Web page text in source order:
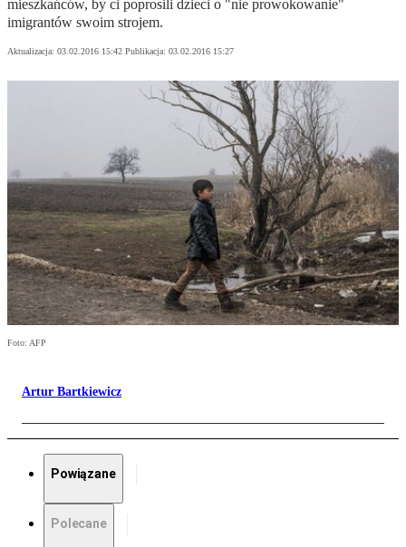
mieszkańców, by ci poprosili dzieci o "nie prowokowanie"
imigrantów swoim strojem.
Aktualizacja: 03.02.2016 15:42 Publikacja: 03.02.2016 15:27
Foto: AFP
Artur Bartkiewicz
Powiązane
Polecane